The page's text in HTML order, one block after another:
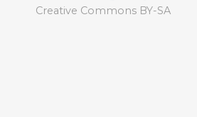
Creative Commons BY-SA